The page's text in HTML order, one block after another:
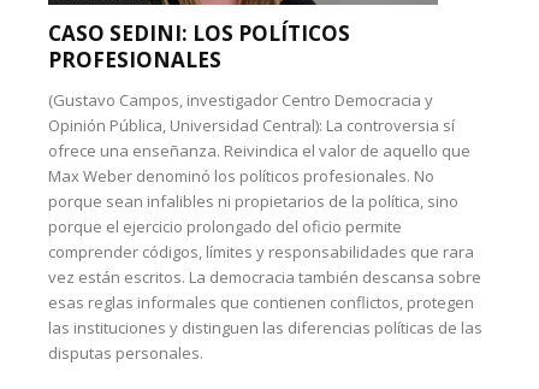
CASO SEDINI: LOS POLÍTICOS
PROFESIONALES
(Gustavo Campos, investigador Centro Democracia y
Opinión Pública, Universidad Central): La controversia sí
ofrece una enseñanza. Reivindica el valor de aquello que
Max Weber denominó los políticos profesionales. No
porque sean infalibles ni propietarios de la política, sino
porque el ejercicio prolongado del oficio permite
comprender códigos, límites y responsabilidades que rara
vez están escritos. La democracia también descansa sobre
esas reglas informales que contienen conflictos, protegen
las instituciones y distinguen las diferencias políticas de las
disputas personales.